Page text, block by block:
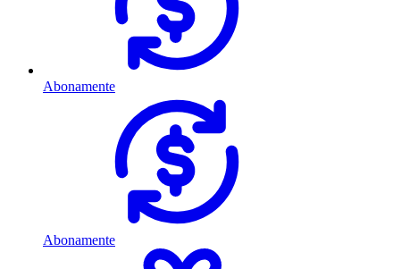
Abonamente
Abonamente